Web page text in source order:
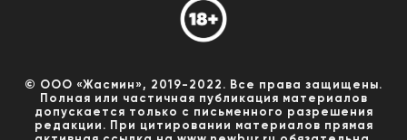
© ООО «Жасмин», 2019-2022. Все права защищены.
Полная или частичная публикация материалов
допускается только с письменного разрешения
редакции. При цитировании материалов прямая